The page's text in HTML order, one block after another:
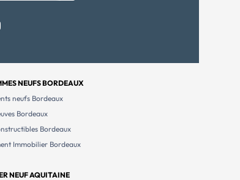
NEUFS BORDEAUX
neufs Bordeaux
Bordeaux
Bordeaux
Immobilier Bordeaux
NEUF AQUITAINE